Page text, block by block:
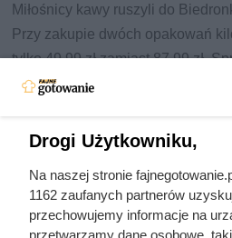
Miłośnicy kawy ruszyli do
Przy zakupie dwóch opakowań
tylko 49,99 zł zamiast 87,99 zł.
inne okazje z gazetki.
Drogi Użytkowniku,
Na naszej stronie
1162 zaufanych partnerów
przechowujemy informacje na
przetwarzamy dane osobowe,